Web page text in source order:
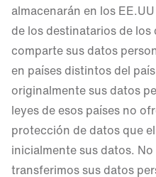
almacenarán en los
de los destinatarios de
comparte sus datos
en países distintos del
originalmente sus datos
leyes de esos países no
protección de datos que
inicialmente sus datos.
transferimos sus datos